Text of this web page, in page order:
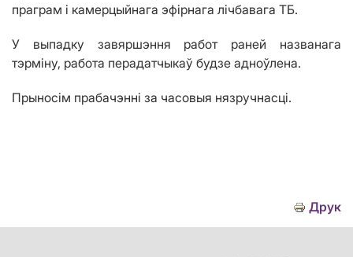
праграм і камерцыйнага эфірнага лічбавага ТБ.
У выпадку завяршэння работ раней названага
тэрміну, работа перадатчыкаў будзе адноўлена.
Прыносім прабачэнні за часовыя нязручнасці.
Друк